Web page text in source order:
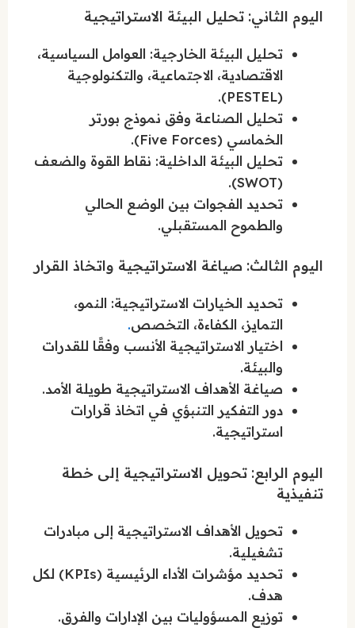
اليوم الثاني: تحليل البيئة الاستراتيجية
تحليل البيئة الخارجية: العوامل السياسية،
الاقتصادية، الاجتماعية، والتكنولوجية
(PESTEL).
تحليل الصناعة وفق نموذج بورتر
الخماسي (Five Forces).
تحليل البيئة الداخلية: نقاط القوة والضعف
(SWOT).
تحديد الفجوات بين الوضع الحالي
والطموح المستقبلي.
اليوم الثالث: صياغة الاستراتيجية واتخاذ القرار
تحديد الخيارات الاستراتيجية: النمو،
التمايز، الكفاءة، التخصص.
اختيار الاستراتيجية الأنسب وفقًا للقدرات
والبيئة.
صياغة الأهداف الاستراتيجية طويلة الأمد.
دور التفكير التنبؤي في اتخاذ قرارات
استراتيجية.
اليوم الرابع: تحويل الاستراتيجية إلى خطة
تنفيذية
تحويل الأهداف الاستراتيجية إلى مبادرات
تشغيلية.
تحديد مؤشرات الأداء الرئيسية (KPIs) لكل
هدف.
توزيع المسؤوليات بين الإدارات والفرق.